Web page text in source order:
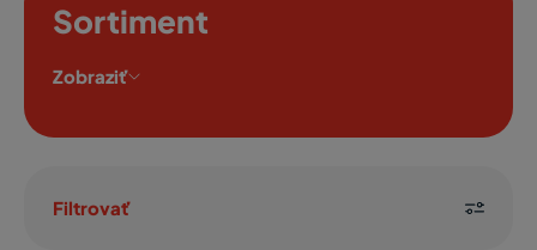
Sortiment
Zobraziť
Filtrovať